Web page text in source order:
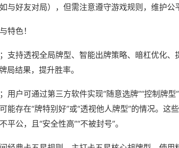
与好友对局），但需注意遵守游戏规则，维护公
特色！
支持透视全局牌型、智能出牌策略、暗杠优化、
局结果，提升胜率。
用户可通过第三方软件实现“随意选牌”“控制牌型
能存在“牌特别好”或“透视他人牌型”的情况。这
公，且“安全性高”“不被封号”。